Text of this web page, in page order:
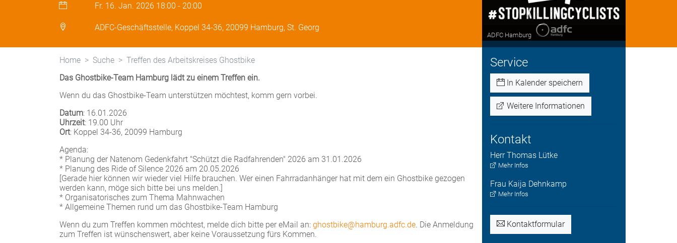
Fr. 16. Jan. 2026 18:00 - 20:00
ADFC-Geschäftsstelle, Koppel 34-36, 20099 Hamburg, St. Georg
ADFC Hamburg
Service
In Kalender speichern
Weitere Informationen
Kontakt
Herr Thomas Lütke
Mehr Infos
Frau Kaija Dehnkamp
Mehr Infos
Kontaktformular
Home Suche
Treffen des Arbeitskreises Ghostbike
Das Ghostbike-Team Hamburg lädt zu einem Treffen ein.
Wenn du das Ghostbike-Team unterstützen möchtest, komm gern vorbei.
Datum: 16.01.2026
Uhrzeit: 19.00 Uhr
Ort: Koppel 34-36, 20099 Hamburg
Agenda:
* Planung der Natenom Gedenkfahrt "Schützt die Radfahrenden" 2026 am 31.01.2026
* Planung des Ride of Silence 2026 am 20.05.2026
[Gerade hier können wir wieder viel Hilfe brauchen. Wer einen Fahrradanhänger hat mit dem ein Ghostbike gezogen
werden kann, möge sich bitte bei uns melden.]
* Organisatorisches zum Thema Mahnwachen
* Allgemeine Themen rund um das Ghostbike-Team Hamburg
Wenn du zum Treffen kommen möchtest, melde dich bitte per eMail an: ghostbike@hamburg.adfc.de. Die Anmeldung
zum Treffen ist wünschenswert, aber keine Voraussetzung fürs Kommen.